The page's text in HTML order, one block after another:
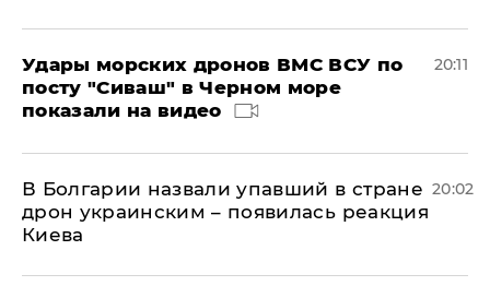
Удары морских дронов ВМС ВСУ по
посту "Сиваш" в Черном море
показали на видео
20:11
В Болгарии назвали упавший в стране
дрон украинским – появилась реакция
Киева
20:02